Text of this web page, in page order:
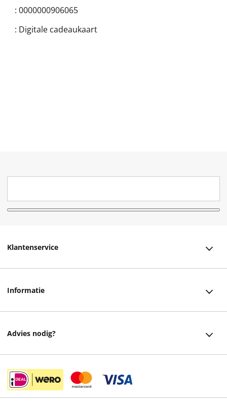
: 0000000906065
: Digitale cadeaukaart
Klantenservice
Retourneren
Veelgestelde vragen
Informatie
Cadeaukaart
Advies nodig?
Instagram